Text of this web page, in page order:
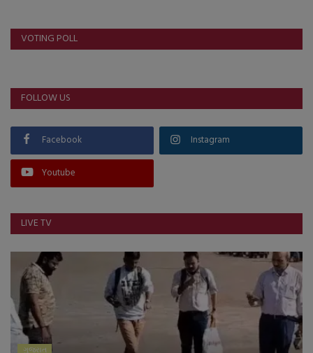
VOTING POLL
FOLLOW US
Facebook Instagram
Youtube
LIVE TV
ગુજરાત